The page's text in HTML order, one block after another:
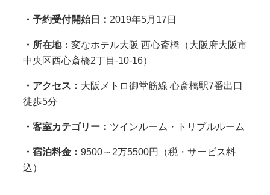
・予約受付開始日： 2019年5月17日
・所在地： 変なホテル大阪 西心斎橋（大阪府大阪市
中央区西心斎橋2丁目-10-16）
・アクセス： 大阪メトロ御堂筋線 心斎橋駅7番出口
徒歩5分
・客室カテゴリー： ツインルーム・トリプルルーム
・宿泊料金： 9500～2万5500円（税・サービス料
込）